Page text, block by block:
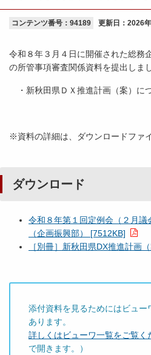
コンテンツ番号：94189 更新日： 2026
令和８年３月４日に開催された総務
の所管事項審査関係資料を提出しまし
・新秋田県ＤＸ推進計画（案）に
※資料の詳細は、ダウンロードファ
ダウンロード
令和８年第１回定例会（２月
（企画振興部） [7512KB]
［別冊］新秋田県DX推進計画
添付資料を見るためにはビュ
あります。
詳しくはビューワ一覧をご覧く
で開きます。）